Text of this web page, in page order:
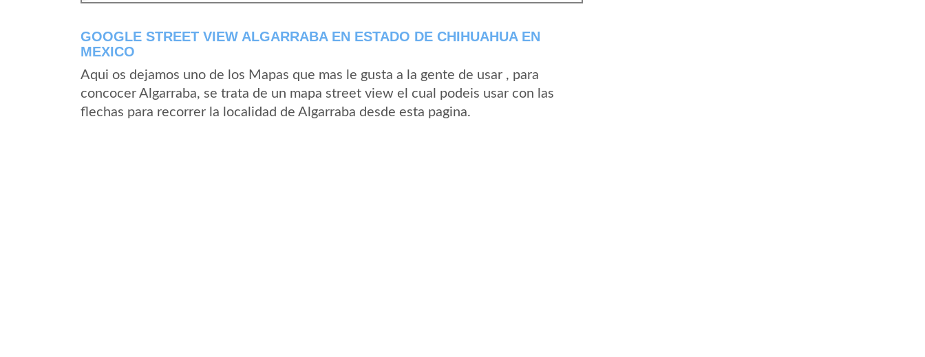
GOOGLE STREET VIEW ALGARRABA EN ESTADO DE CHIHUAHUA EN
MEXICO
Aqui os dejamos uno de los Mapas que mas le gusta a la gente de usar , para
concocer Algarraba, se trata de un mapa street view el cual podeis usar con las
flechas para recorrer la localidad de Algarraba desde esta pagina.